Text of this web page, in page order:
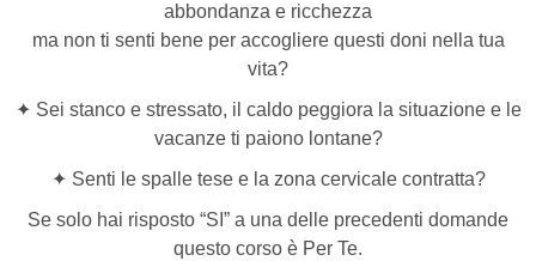
abbondanza e ricchezza
ma non ti senti bene per accogliere questi doni nella tua
vita?
✦ Sei stanco e stressato, il caldo peggiora la situazione e le
vacanze ti paiono lontane?
✦ Senti le spalle tese e la zona cervicale contratta?
Se solo hai risposto “SI” a una delle precedenti domande
questo corso è Per Te.